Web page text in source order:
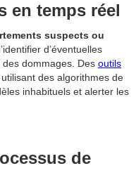
en temps réel
suspects ou
d’éventuelles
dommages. Des outils
des algorithmes de
inhabituels et alerter les
de